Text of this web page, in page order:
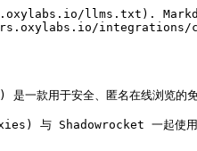
llms.txt).
于安全、匿名在线浏览的免费
与 Shadowrocket 一起